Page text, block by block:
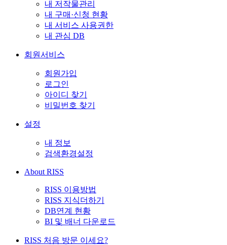
내 저작물관리
내 구매·신청 현황
내 서비스 사용권한
내 관심 DB
회원서비스
회원가입
로그인
아이디 찾기
비밀번호 찾기
설정
내 정보
검색환경설정
About RISS
RISS 이용방법
RISS 지식더하기
DB연계 현황
BI 및 배너 다운로드
RISS 처음 방문 이세요?